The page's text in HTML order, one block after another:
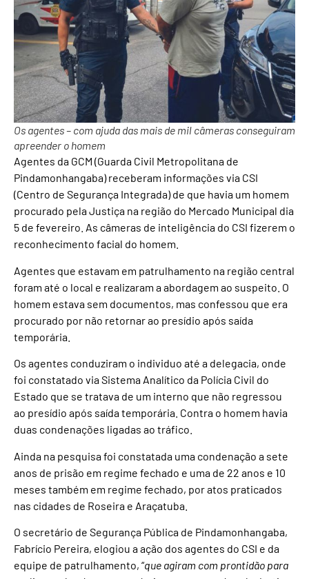
Os agentes – com ajuda das mais de mil câmeras conseguiram
apreender o homem
Agentes da GCM (Guarda Civil Metropolitana de
Pindamonhangaba) receberam informações via CSI
(Centro de Segurança Integrada) de que havia um homem
procurado pela Justiça na região do Mercado Municipal dia
5 de fevereiro. As câmeras de inteligência do CSI fizerem o
reconhecimento facial do homem.
Agentes que estavam em patrulhamento na região central
foram até o local e realizaram a abordagem ao suspeito. O
homem estava sem documentos, mas confessou que era
procurado por não retornar ao presídio após saída
temporária.
Os agentes conduziram o individuo até a delegacia, onde
foi constatado via Sistema Analítico da Polícia Civil do
Estado que se tratava de um interno que não regressou
ao presídio após saída temporária. Contra o homem havia
duas condenações ligadas ao tráfico.
Ainda na pesquisa foi constatada uma condenação a sete
anos de prisão em regime fechado e uma de 22 anos e 10
meses também em regime fechado, por atos praticados
nas cidades de Roseira e Araçatuba.
O secretário de Segurança Pública de Pindamonhangaba,
Fabrício Pereira, elogiou a ação dos agentes do CSI e da
equipe de patrulhamento, “que agiram com prontidão para